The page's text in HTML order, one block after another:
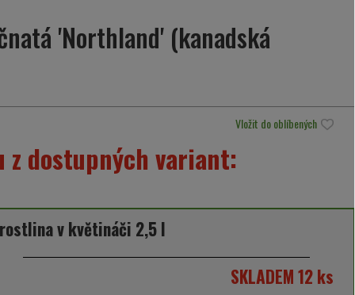
'Northland' (kanadská
Vložit do oblíbených
dostupných variant:
rostlina v květináči 2,5 l
SKLADEM 12 ks